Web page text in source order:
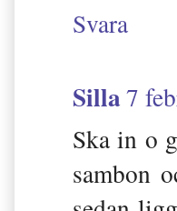
Svara
Silla7
Ska in o
sambon